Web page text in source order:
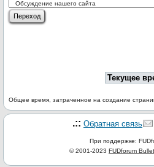
Текущее
Общее время, затраченное на создание
.:: Обратная связь
При поддержке:
© 2001-2023 FUDforum